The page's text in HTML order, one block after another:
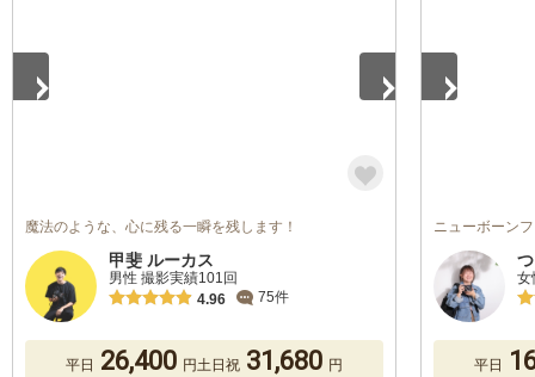
魔法のような、心に残る一瞬を残します！
甲斐 ルーカス
男性 撮影実績101回
4.96
75件
平日 26,400 円土日祝 31,680 円
ニューボーン
女
平日